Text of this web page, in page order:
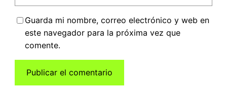
Guarda mi nombre, correo electrónico y web en
este navegador para la próxima vez que
comente.